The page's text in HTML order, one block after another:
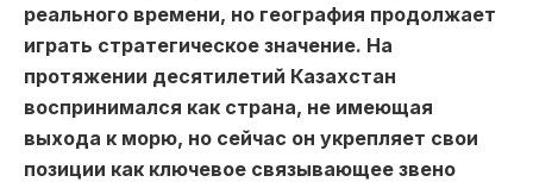
реального времени, но география продолжает
играть стратегическое значение. На
протяжении десятилетий Казахстан
воспринимался как страна, не имеющая
выхода к морю, но сейчас он укрепляет свои
позиции как ключевое связывающее звено